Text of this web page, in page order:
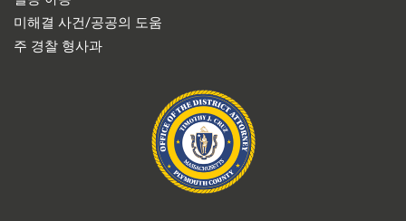
미해결 사건/공공의 도움
주 경찰 형사과